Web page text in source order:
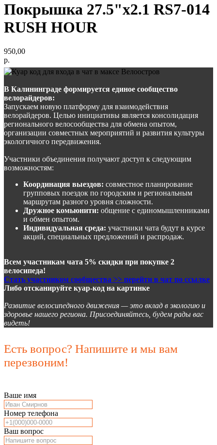
Покрышка 27.5"х2.1 RS7-014
RUSH HOUR
950,00
р.
В Калининграде формируется единое сообщество
велорайдеров:
Запускаем новую платформу для взаимодействия
велорайдеров. Целью инициативы является консолидация
регионального велосообщества для обмена опытом,
организации совместных мероприятий и развития культуры
экологичного передвижения.
Участники объединения получают доступ к следующим
возможностям:
Координация выездов: совместное планирование
групповых поездок по городским и региональным
маршрутам разного уровня сложности.
Дружное комьюнити: общение с единомышленниками
и обмен опытом.
Индивидуальная среда: участники чата будут в курсе
акций, специальных предложений и распродаж.
Всем участникам чата 5% скидки при покупке 2
велосипеда!
Стать участником сообщества >> перейти в чат по ссылке
Либо отсканируйте куар-код на картинке
Развитие велосипедного движения — это вклад в экологию и
здоровье нашего региона. Присоединяйтесь, будем рады вас
видеть!
Есть вопрос? Напишите и мы вам
перезвоним!
Ваше имя
Номер телефона
Ваш вопрос